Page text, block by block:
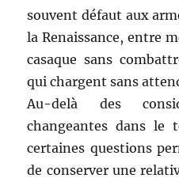
souvent défaut aux
la Renaissance, entre
casaque sans
qui chargent sans
Au-delà des
changeantes dans le
certaines questions
de conserver une